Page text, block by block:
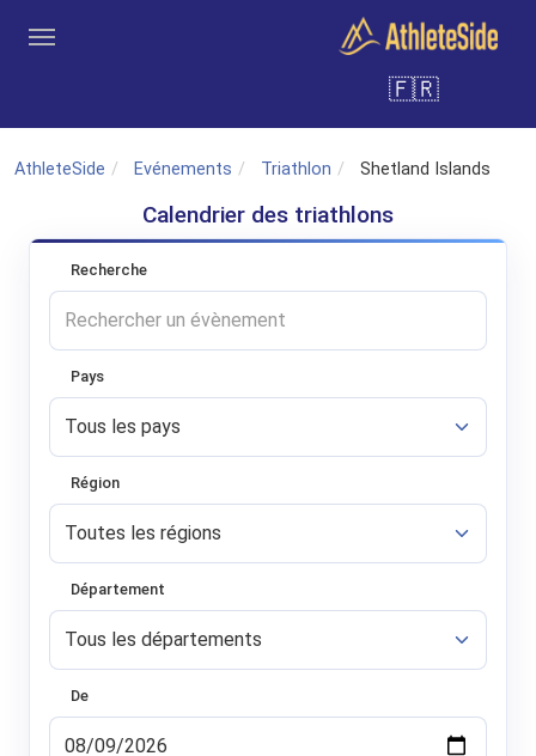
Inscription
🇫🇷
AthleteSide Evénements Triathlon Shetland Islands
Calendrier des triathlons
Recherche
Pays
Région
Département
De